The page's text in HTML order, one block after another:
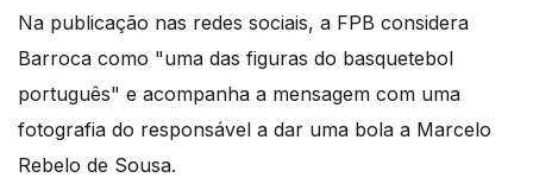
Na publicação nas redes sociais, a FPB considera
Barroca como "uma das figuras do basquetebol
português" e acompanha a mensagem com uma
fotografia do responsável a dar uma bola a Marcelo
Rebelo de Sousa.